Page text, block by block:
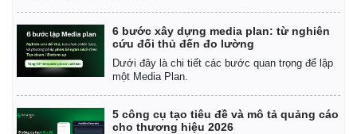
6 bước xây dựng media plan: từ nghiên
cứu đối thủ đến đo lường
Dưới đây là chi tiết các bước quan trọng để lập
một Media Plan.
5 công cụ tạo tiêu đề và mô tả quảng cáo
cho thương hiệu 2026